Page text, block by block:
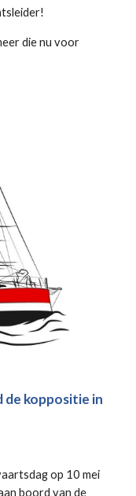
die nu voor
de koppositie in
op 10 mei
boord van de